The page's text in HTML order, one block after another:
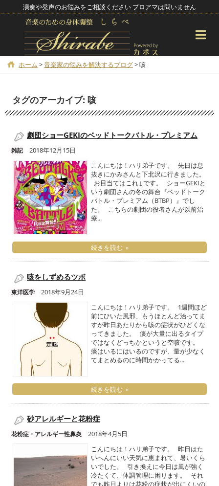
演奏や発声のお悩みをご相談ください プロアマは問いません
ホーム >音楽家の悩みを解決するブログ>咳
タグのアーカイブ: 咳
劇団ショーGEKIのベッドトークバトル・プレミアム
2018年12月15日
雑記
こんにちは！ハリ弟子です。 先日は息
抜きにかみさんと下北沢に行きました。
お目当てはこれ↓です。 ショーGEKIと
いう劇団さんの冬の舞台『ベッドトーク
バトル・プレミアム（BTBP）』でし
た。 こちらの劇団の役者さんが以前治
療...
続きを読む »
咳をしずめるツボ
2018年9月24日
東洋医学
こんにちは！ハリ弟子です。 1週間ほど
前にひいた風邪、もうほとんど治ってま
すが昨日あたりから咳の症状がひどくな
ってきました。 痰が大量に出るタイプ
ではなくどっちかというと空咳です。
痰はいるにはいるのですが、量が少なく
てまとめるのに時間かかってる...
続きを読む »
砂アレルギーと花粉症
2018年4月5日
花粉症・アレルギー性鼻炎
こんにちは！ハリ弟子です。 昨日はた
いへんにいい天気に恵まれて、暑いくら
いでした。 引き換えに今日は風が強く
冷たくて、体調管理に困ります。 それ
でも昨日よりは花粉の症状が出にくいの